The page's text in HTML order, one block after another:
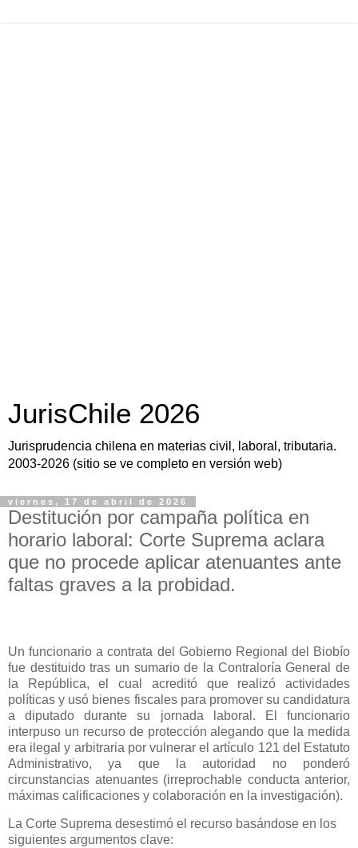
JurisChile 2026
Jurisprudencia chilena en materias civil, laboral, tributaria.
2003-2026 (sitio se ve completo en versión web)
viernes, 17 de abril de 2026
Destitución por campaña política en
horario laboral: Corte Suprema aclara
que no procede aplicar atenuantes ante
faltas graves a la probidad.
Un funcionario a contrata del Gobierno Regional del Biobío
fue destituido tras un sumario de la Contraloría General de
la República, el cual acreditó que realizó actividades
políticas y usó bienes fiscales para promover su candidatura
a diputado durante su jornada laboral. El funcionario
interpuso un recurso de protección alegando que la medida
era ilegal y arbitraria por vulnerar el artículo 121 del Estatuto
Administrativo, ya que la autoridad no ponderó
circunstancias atenuantes (irreprochable conducta anterior,
máximas calificaciones y colaboración en la investigación).
La Corte Suprema desestimó el recurso basándose en los
siguientes argumentos clave: